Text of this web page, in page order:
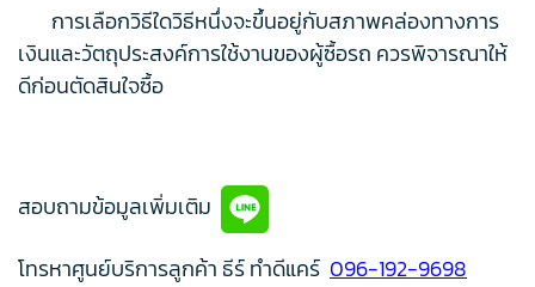
การเลือกวิธีใดวิธีหนึ่งจะขึ้นอยู่กับสภาพคล่องทางการ
เงินและวัตถุประสงค์การใช้งานของผู้ซื้อรถ ควรพิจารณาให้
ดีก่อนตัดสินใจซื้อ
สอบถามข้อมูลเพิ่มเติม
โทรหาศูนย์บริการลูกค้า ธีร์ ทำดีแคร์ 096-192-9698